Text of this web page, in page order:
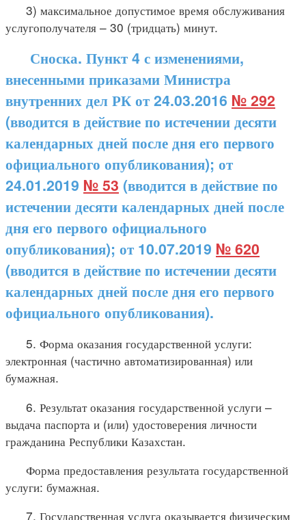
3) максимальное допустимое время обслуживания
услугополучателя – 30 (тридцать) минут.
Сноска. Пункт 4 с изменениями,
внесенными приказами Министра
внутренних дел РК от 24.03.2016 № 292
(вводится в действие по истечении десяти
календарных дней после дня его первого
официального опубликования); от
24.01.2019 № 53 (вводится в действие по
истечении десяти календарных дней после
дня его первого официального
опубликования); от 10.07.2019 № 620
(вводится в действие по истечении десяти
календарных дней после дня его первого
официального опубликования).
5. Форма оказания государственной услуги:
электронная (частично автоматизированная) или
бумажная.
6. Результат оказания государственной услуги –
выдача паспорта и (или) удостоверения личности
гражданина Республики Казахстан.
Форма предоставления результата государственной
услуги: бумажная.
7. Государственная услуга оказывается физическим